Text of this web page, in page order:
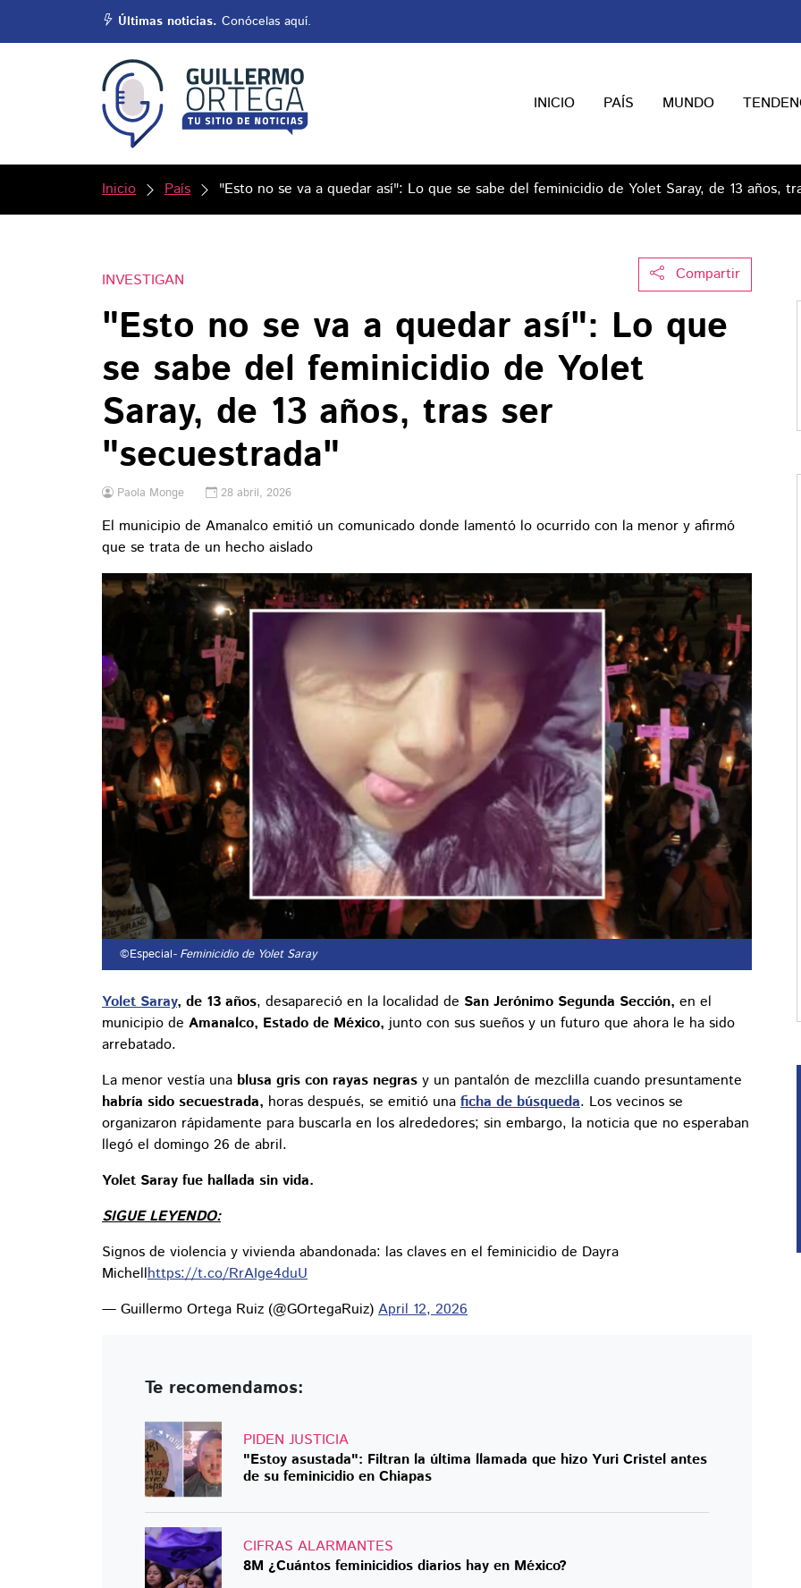
Últimas noticias. Conócelas aquí.
INICIO PAÍS MUNDO
Inicio País "Esto no se va a quedar así": Lo que se sabe del feminicidio de Yolet Saray, de 13 años,
Compartir
INVESTIGAN
"Esto no se va a quedar así": Lo que
se sabe del feminicidio de Yolet
Saray, de 13 años, tras ser
"secuestrada"
Paola Monge 28 abril, 2026
El municipio de Amanalco emitió un comunicado donde lamentó lo ocurrido con la menor y afirmó
que se trata de un hecho aislado
©Especial- Feminicidio de Yolet Saray
Yolet Saray, de 13 años, desapareció en la localidad de San Jerónimo Segunda Sección, en el
municipio de Amanalco, Estado de México, junto con sus sueños y un futuro que ahora le ha sido
arrebatado.
La menor vestía una blusa gris con rayas negras y un pantalón de mezclilla cuando presuntamente
habría sido secuestrada, horas después, se emitió una ficha de búsqueda. Los vecinos se
organizaron rápidamente para buscarla en los alrededores; sin embargo, la noticia que no esperaban
llegó el domingo 26 de abril.
Yolet Saray fue hallada sin vida.
SIGUE LEYENDO:
Signos de violencia y vivienda abandonada: las claves en el feminicidio de Dayra
Michellhttps://t.co/RrAIge4duU
— Guillermo Ortega Ruiz (@GOrtegaRuiz) April 12, 2026
Te recomendamos:
PIDEN JUSTICIA
"Estoy asustada": Filtran la última llamada que hizo Yuri Cristel antes
de su feminicidio en Chiapas
CIFRAS ALARMANTES
8M ¿Cuántos feminicidios diarios hay en México?